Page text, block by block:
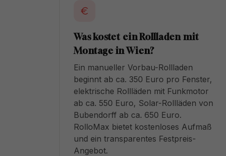
Was kostet ein Rollladen mit
Montage in Wien?
Ein manueller Vorbau-Rollladen
beginnt ab ca. 350 Euro pro Fenster,
elektrische Rollläden mit Funkmotor
ab ca. 550 Euro, Solar-Rollläden von
Bubendorff ab ca. 650 Euro.
RolloMax bietet kostenloses Aufmaß
und ein transparentes Festpreis-
Angebot.